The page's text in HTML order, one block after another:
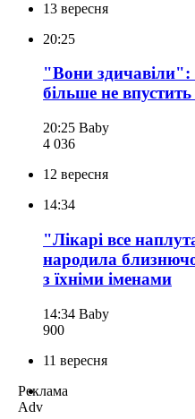
13 вересня
20:25
"Вони здичавіли":
більше не
20:25 Baby
4 036
12 вересня
14:34
"Лікарі все
народила
з їхніми іменами
14:34 Baby
900
11 вересня
Реклама
Adv